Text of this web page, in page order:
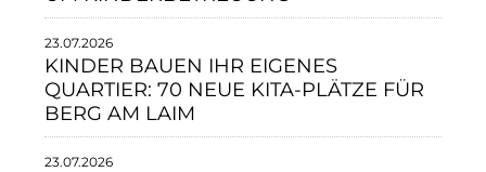
23.07.2026
KINDER BAUEN IHR EIGENES
QUARTIER: 70 NEUE KITA-PLÄTZE FÜR
BERG AM LAIM
23.07.2026